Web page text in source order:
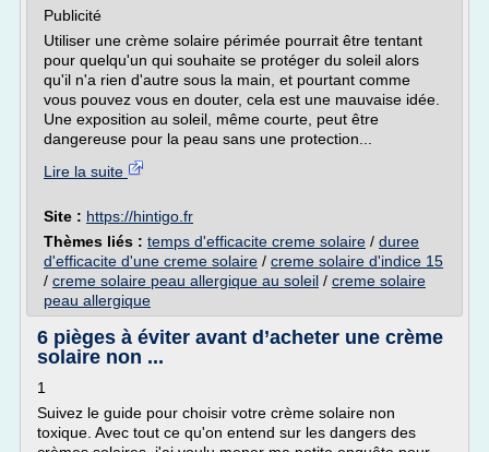
Publicité
Utiliser une crème solaire périmée pourrait être tentant
pour quelqu'un qui souhaite se protéger du soleil alors
qu'il n'a rien d'autre sous la main, et pourtant comme
vous pouvez vous en douter, cela est une mauvaise idée.
Une exposition au soleil, même courte, peut être
dangereuse pour la peau sans une protection...
Lire la suite
Site : https://hintigo.fr
Thèmes liés : temps d'efficacite creme solaire / duree
d'efficacite d'une creme solaire / creme solaire d'indice 15
/ creme solaire peau allergique au soleil / creme solaire
peau allergique
6 pièges à éviter avant d’acheter une crème
solaire non ...
1
Suivez le guide pour choisir votre crème solaire non
toxique. Avec tout ce qu'on entend sur les dangers des